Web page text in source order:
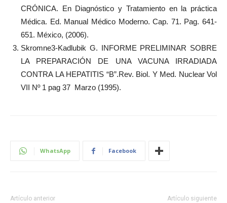
CRÓNICA. En Diagnóstico y Tratamiento en la práctica
Médica. Ed. Manual Médico Moderno. Cap. 71. Pag. 641-
651. México, (2006).
Skromne3-Kadlubik G. INFORME PRELIMINAR SOBRE
LA PREPARACIÓN DE UNA VACUNA IRRADIADA
CONTRA LA HEPATITIS “B”.Rev. Biol. Y Med. Nuclear Vol
VII Nº 1 pag 37 Marzo (1995).
WhatsApp Facebook
Artículo anterior Artículo siguiente